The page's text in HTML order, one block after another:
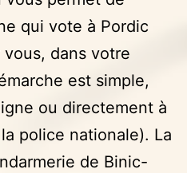
qui vote à Pordic
vous, dans votre
est simple,
ou directement à
police nationale). La
de Binic-